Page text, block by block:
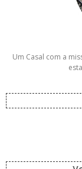
Um Casal com a